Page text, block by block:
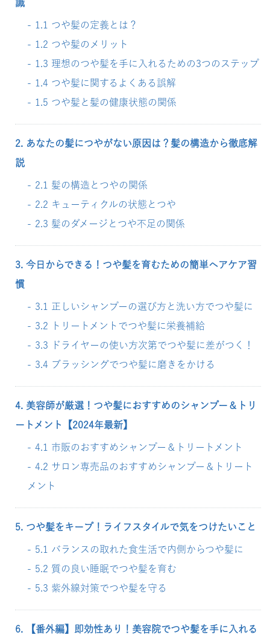
識
1.1 つや髪の定義とは？
1.2 つや髪のメリット
1.3 理想のつや髪を手に入れるための3つのステップ
1.4 つや髪に関するよくある誤解
1.5 つや髪と髪の健康状態の関係
2. あなたの髪につやがない原因は？髪の構造から徹底解
説
2.1 髪の構造とつやの関係
2.2 キューティクルの状態とつや
2.3 髪のダメージとつや不足の関係
3. 今日からできる！つや髪を育むための簡単ヘアケア習
慣
3.1 正しいシャンプーの選び方と洗い方でつや髪に
3.2 トリートメントでつや髪に栄養補給
3.3 ドライヤーの使い方次第でつや髪に差がつく！
3.4 ブラッシングでつや髪に磨きをかける
4. 美容師が厳選！つや髪におすすめのシャンプー＆トリ
ートメント【2024年最新】
4.1 市販のおすすめシャンプー＆トリートメント
4.2 サロン専売品のおすすめシャンプー＆トリート
メント
5. つや髪をキープ！ライフスタイルで気をつけたいこと
5.1 バランスの取れた食生活で内側からつや髪に
5.2 質の良い睡眠でつや髪を育む
5.3 紫外線対策でつや髪を守る
6. 【番外編】即効性あり！美容院でつや髪を手に入れる